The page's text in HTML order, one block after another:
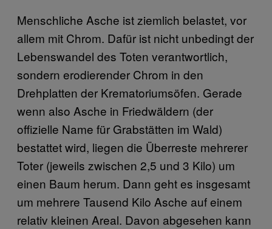
Menschliche Asche ist ziemlich belastet, vor
allem mit Chrom. Dafür ist nicht unbedingt der
Lebenswandel des Toten verantwortlich,
sondern erodierender Chrom in den
Drehplatten der Krematoriumsöfen. Gerade
wenn also Asche in Friedwäldern (der
offizielle Name für Grabstätten im Wald)
bestattet wird, liegen die Überreste mehrerer
Toter (jeweils zwischen 2,5 und 3 Kilo) um
einen Baum herum. Dann geht es insgesamt
um mehrere Tausend Kilo Asche auf einem
relativ kleinen Areal. Davon abgesehen kann